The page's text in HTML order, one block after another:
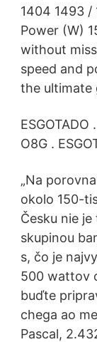
1404 1493 /
Power (W)
without
speed and
the ultimate
O8G .
„Na
okolo 150-
Česku nie
skupinou
s, čo je
500 wattov
buďte
chega ao
Pascal,